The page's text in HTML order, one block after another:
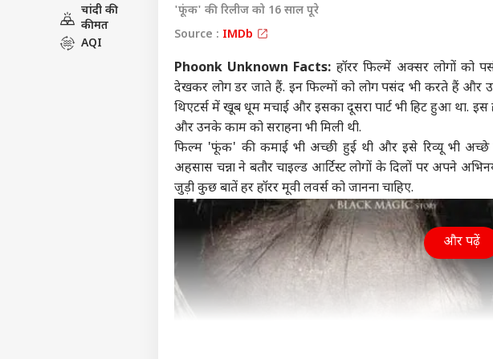
चांदी की
कीमत
AQI
'फूंक' की रिलीज को 16 साल पूरे
Source : IMDb
Phoonk Unknown Facts: हॉरर फिल्में अक्सर लोगों को
देखकर लोग डर जाते हैं. इन फिल्मों को लोग पसंद भी करते हैं
थिएटर्स में खूब धूम मचाई और इसका दूसरा पार्ट भी हिट हुआ था.
और उनके काम को सराहना भी मिली थी.
फिल्म 'फूंक' की कमाई भी अच्छी हुई थी और इसे रिव्यू भी
अहसास चन्ना ने बतौर चाइल्ड आर्टिस्ट लोगों के दिलों पर अपने
जुड़ी कुछ बातें हर हॉरर मूवी लवर्स को जानना चाहिए.
और पढ़ें
एडवर्टाइज विथ अस
प्राइवेसी पॉलिसी
कॉन्टैक्ट अस
सेंड फीडबैक
अबाउट अस
करियर्स
LOGIN
लखीमपुर खीरी हिंसा:
आशीष मिश्रा की जमानत
शर्तों में ढील से SC का
इनकार, क्या बोले प्रशांत
भूषण
चीफ
सामने
इंडिया
Gen Z पर प्रशांत किशोर
की भविष्यवाणी, 'सरकार
को पता है कि...'
इंडिया
रेप केस:
करार